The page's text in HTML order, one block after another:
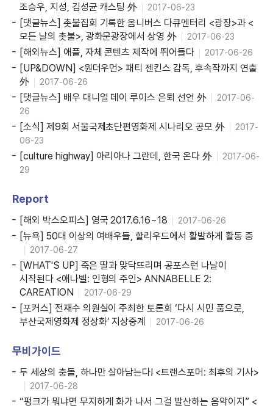
조승우, 지성, 김성균 캐스팅 外
2017-06-23
[댓글뉴스] 촛불집회 기록한 옴니버스 다큐멘터리 <광장>과 <
모든 날의 촛불>, 광화문광장에서 상영 外
2017-06-23
[해외뉴스] 애플, 자체 콘텐츠 제작에 뛰어들다 2017-06-26
[UP&DOWN] <원더우먼> 패티 젠킨스 감독, 후속작까지 연출
外
2017-06-26
[댓글뉴스] 배우 대니얼 데이 루이스 은퇴 선언 外
2017-06-
26
[소식] 제9회 서울국제초단편영화제 시나리오 공모 外
2017-
06-23
[culture highway] 아리아나 그란데, 한국 온다 外
2017-06-
29
Report
[해외 박스오피스] 영국 2017.6.16~18 2017-06-26
[뉴욕] 50대 이상의 여배우들, 할리우드에서 활발하게 활동 중
2017-06-27
[WHAT'S UP] 죽은 딸과 맞닥뜨리며 공포스런 나날이
시작된다 <애나벨: 인형의 주인> ANNABELLE 2:
CAREATION
2017-06-29
[포커스] 전재수 의원실이 주최한 토론회 ‘다시 시민 품으로,
부산국제영화제 정상화’ 지상중계
2017-06-26
무비가이드
두 세상의 충돌, 하나만 살아남는다! <트랜스포머: 최후의 기사>
2017-06-28
“펑크가 뭐냐면 무지하게 화가 나서 그걸 발산하는 음악이지” <